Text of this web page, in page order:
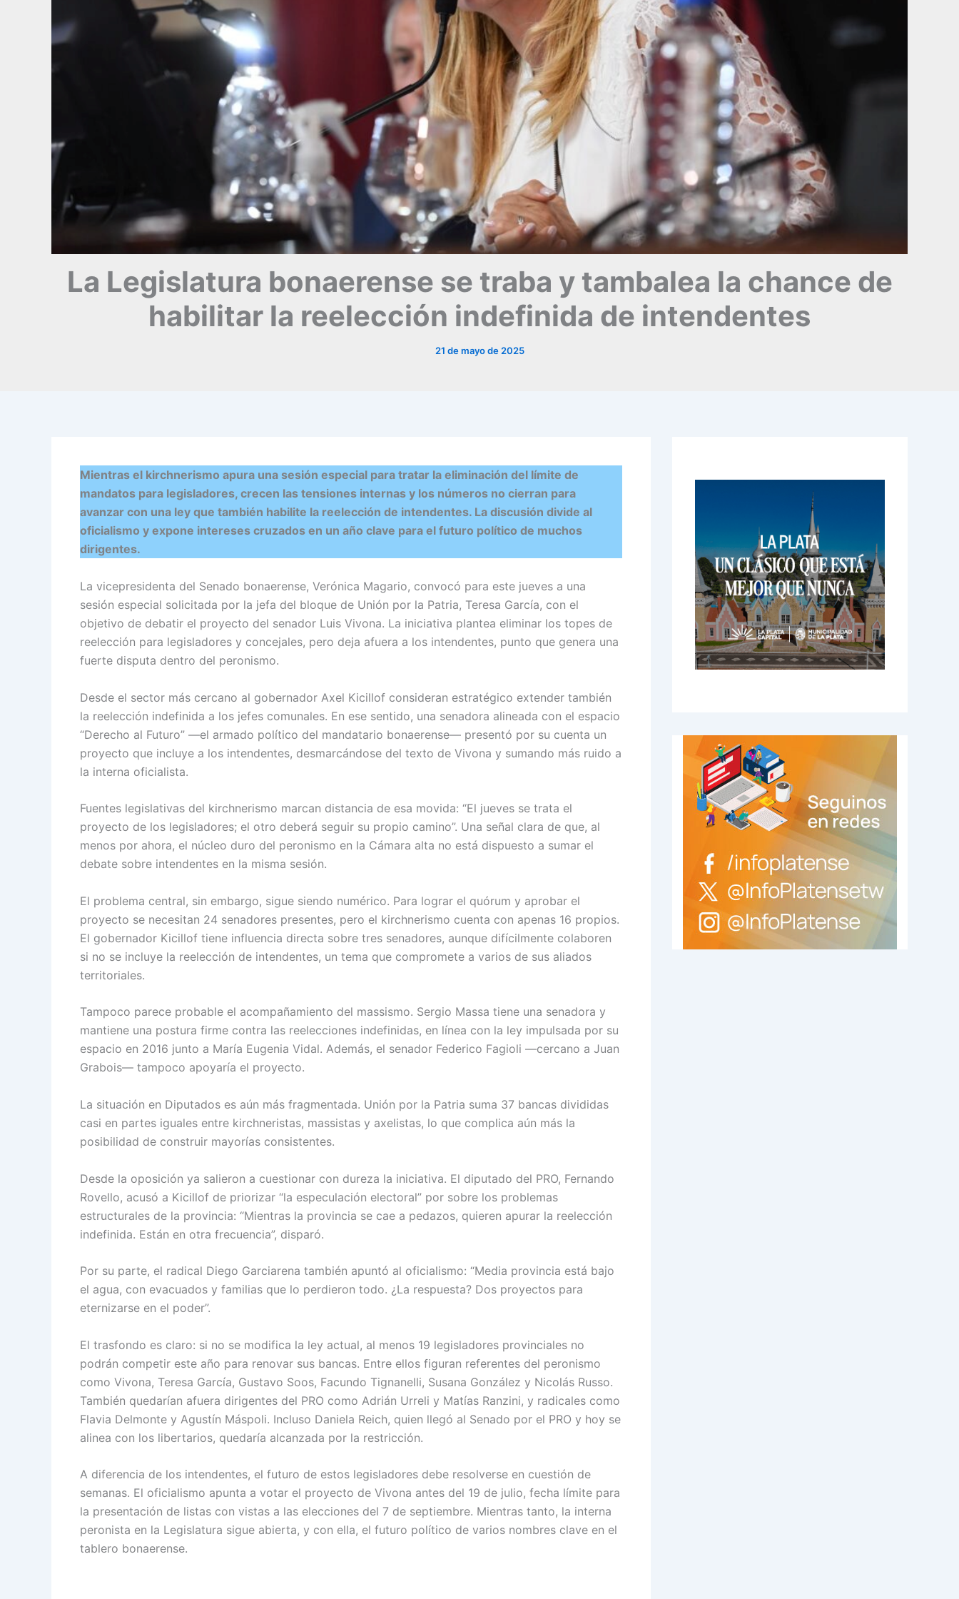
La Legislatura bonaerense se traba y tambalea la chance de
habilitar la reelección indefinida de intendentes
21 de mayo de 2025
Mientras el kirchnerismo apura una sesión especial para tratar la eliminación del límite de
mandatos para legisladores, crecen las tensiones internas y los números no cierran para
avanzar con una ley que también habilite la reelección de intendentes. La discusión divide al
oficialismo y expone intereses cruzados en un año clave para el futuro político de muchos
dirigentes.
La vicepresidenta del Senado bonaerense, Verónica Magario, convocó para este jueves a una
sesión especial solicitada por la jefa del bloque de Unión por la Patria, Teresa García, con el
objetivo de debatir el proyecto del senador Luis Vivona. La iniciativa plantea eliminar los topes de
reelección para legisladores y concejales, pero deja afuera a los intendentes, punto que genera una
fuerte disputa dentro del peronismo.
Desde el sector más cercano al gobernador Axel Kicillof consideran estratégico extender también
la reelección indefinida a los jefes comunales. En ese sentido, una senadora alineada con el espacio
“Derecho al Futuro” —el armado político del mandatario bonaerense— presentó por su cuenta un
proyecto que incluye a los intendentes, desmarcándose del texto de Vivona y sumando más ruido a
la interna oficialista.
Fuentes legislativas del kirchnerismo marcan distancia de esa movida: “El jueves se trata el
proyecto de los legisladores; el otro deberá seguir su propio camino”. Una señal clara de que, al
menos por ahora, el núcleo duro del peronismo en la Cámara alta no está dispuesto a sumar el
debate sobre intendentes en la misma sesión.
El problema central, sin embargo, sigue siendo numérico. Para lograr el quórum y aprobar el
proyecto se necesitan 24 senadores presentes, pero el kirchnerismo cuenta con apenas 16 propios.
El gobernador Kicillof tiene influencia directa sobre tres senadores, aunque difícilmente colaboren
si no se incluye la reelección de intendentes, un tema que compromete a varios de sus aliados
territoriales.
Tampoco parece probable el acompañamiento del massismo. Sergio Massa tiene una senadora y
mantiene una postura firme contra las reelecciones indefinidas, en línea con la ley impulsada por su
espacio en 2016 junto a María Eugenia Vidal. Además, el senador Federico Fagioli —cercano a Juan
Grabois— tampoco apoyaría el proyecto.
La situación en Diputados es aún más fragmentada. Unión por la Patria suma 37 bancas divididas
casi en partes iguales entre kirchneristas, massistas y axelistas, lo que complica aún más la
posibilidad de construir mayorías consistentes.
Desde la oposición ya salieron a cuestionar con dureza la iniciativa. El diputado del PRO, Fernando
Rovello, acusó a Kicillof de priorizar “la especulación electoral” por sobre los problemas
estructurales de la provincia: “Mientras la provincia se cae a pedazos, quieren apurar la reelección
indefinida. Están en otra frecuencia”, disparó.
Por su parte, el radical Diego Garciarena también apuntó al oficialismo: “Media provincia está bajo
el agua, con evacuados y familias que lo perdieron todo. ¿La respuesta? Dos proyectos para
eternizarse en el poder”.
El trasfondo es claro: si no se modifica la ley actual, al menos 19 legisladores provinciales no
podrán competir este año para renovar sus bancas. Entre ellos figuran referentes del peronismo
como Vivona, Teresa García, Gustavo Soos, Facundo Tignanelli, Susana González y Nicolás Russo.
También quedarían afuera dirigentes del PRO como Adrián Urreli y Matías Ranzini, y radicales como
Flavia Delmonte y Agustín Máspoli. Incluso Daniela Reich, quien llegó al Senado por el PRO y hoy se
alinea con los libertarios, quedaría alcanzada por la restricción.
A diferencia de los intendentes, el futuro de estos legisladores debe resolverse en cuestión de
semanas. El oficialismo apunta a votar el proyecto de Vivona antes del 19 de julio, fecha límite para
la presentación de listas con vistas a las elecciones del 7 de septiembre. Mientras tanto, la interna
peronista en la Legislatura sigue abierta, y con ella, el futuro político de varios nombres clave en el
tablero bonaerense.